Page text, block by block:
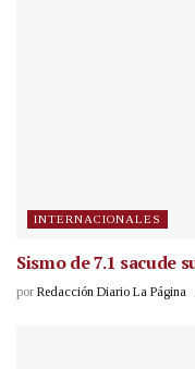
INTERNACIONALES
Sismo de 7.1 sacude
por Redacción Diario La Página